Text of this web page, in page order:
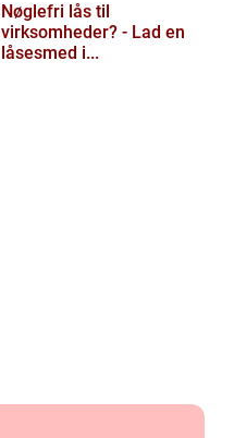
Nøglefri lås til
virksomheder? - Lad en
låsesmed i...